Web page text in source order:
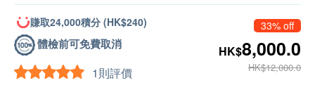
賺取24,000積分 (HK$240)
體檢前可免費取消
1則評價
33% off
HK$8,000.0
HK$12,000.0